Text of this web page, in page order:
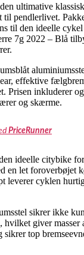
ultimative
til pendlerlivet.
til den ideelle
7g 2022 – Blå
effektive
Prisen inkluderer
og skærme.
PriceRunner
ideelle citybike
en let foroverbøjet
leverer cyklen
sikrer ikke
hvilket giver masser
sikrer top